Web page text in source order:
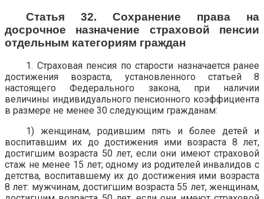
Статья 32. Сохранение права на
досрочное назначение страховой пенсии
отдельным категориям граждан
1. Страховая пенсия по старости назначается ранее
достижения возраста, установленного статьей 8
настоящего Федерального закона, при наличии
величины индивидуального пенсионного коэффициента
в размере не менее 30 следующим гражданам:
1) женщинам, родившим пять и более детей и
воспитавшим их до достижения ими возраста 8 лет,
достигшим возраста 50 лет, если они имеют страховой
стаж не менее 15 лет; одному из родителей инвалидов с
детства, воспитавшему их до достижения ими возраста
8 лет: мужчинам, достигшим возраста 55 лет, женщинам,